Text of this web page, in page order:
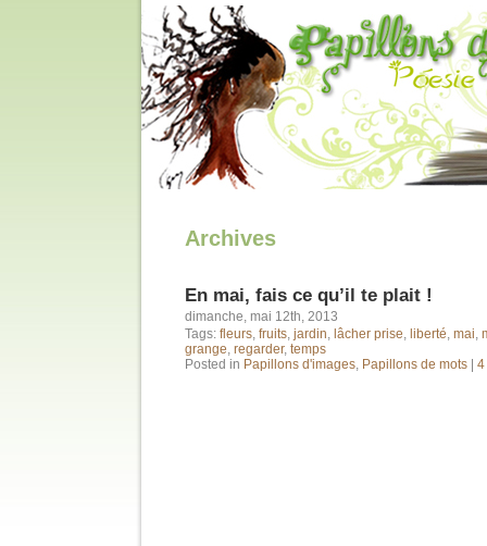
Archives
En mai, fais ce qu’il te plait !
dimanche, mai 12th, 2013
Tags: fleurs, fruits, jardin, lâcher prise, liberté, mai,
grange, regarder, temps
Posted in Papillons d'images, Papillons de mots 4